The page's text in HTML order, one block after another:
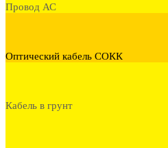
Провод АС
Оптический кабель СОКК
Кабель в грунт